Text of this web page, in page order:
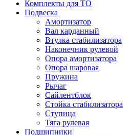
Комплекты для ТО
Подвеска
Амортизатор
Вал карданный
Втулка стабилизатора
Наконечник рулевой
Опора амортизатора
Опора шаровая
Пружина
Рычаг
Сайлентблок
Стойка стабилизатора
Ступица
Тяга рулевая
Подшипники